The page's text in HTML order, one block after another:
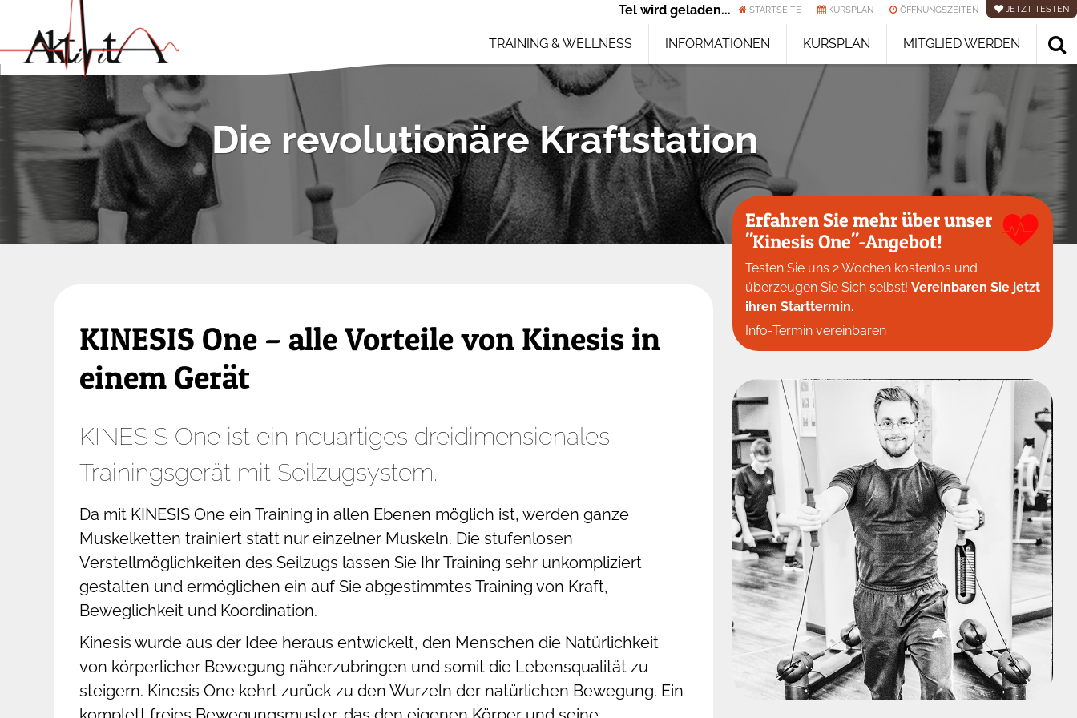
Tel wird geladen... STARTSEITE KURSPLAN ÖFFNUNGSZEITEN JETZT TESTEN
TRAINING & WELLNESS INFORMATIONEN KURSPLAN MITGLIED WERDEN
Die revolutionäre Kraftstation
KINESIS One – alle Vorteile von Kinesis in
einem Gerät
KINESIS One ist ein neuartiges dreidimensionales
Trainingsgerät mit Seilzugsystem.
Da mit KINESIS One ein Training in allen Ebenen möglich ist, werden ganze
Muskelketten trainiert statt nur einzelner Muskeln. Die stufenlosen
Verstellmöglichkeiten des Seilzugs lassen Sie Ihr Training sehr unkompliziert
gestalten und ermöglichen ein auf Sie abgestimmtes Training von Kraft,
Beweglichkeit und Koordination.
Kinesis wurde aus der Idee heraus entwickelt, den Menschen die Natürlichkeit
von körperlicher Bewegung näherzubringen und somit die Lebensqualität zu
steigern. Kinesis One kehrt zurück zu den Wurzeln der natürlichen Bewegung. Ein
Erfahren Sie mehr über unser
"Kinesis One"-Angebot!
Testen Sie uns 2 Wochen kostenlos und
überzeugen Sie Sich selbst! Vereinbaren Sie jetzt
ihren Starttermin.
Info-Termin vereinbaren